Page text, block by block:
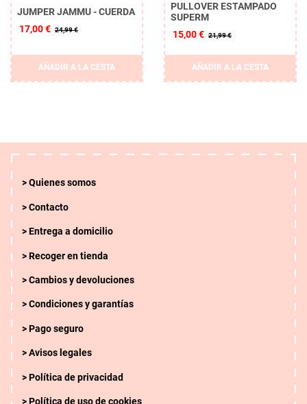
JUMPER JAMMU - CUERDA
17,00 € 24,99 €
AÑADIR A LA CESTA
PULLOVER ESTAMPADO
SUPERM
15,00 € 21,99 €
AÑADIR A LA CESTA
Quienes somos
Contacto
Entrega a domicilio
Recoger en tienda
Cambios y devoluciones
Condiciones y garantías
Pago seguro
Avisos legales
Política de privacidad
Política de uso de cookies